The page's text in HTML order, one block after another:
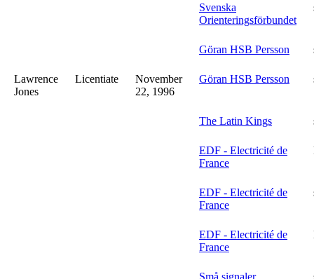
Svenska
Orienteringsförbundet
Göran HSB Persson
Lawrence
Jones
Licentiate
November
22, 1996
Göran HSB Persson
The Latin Kings
EDF - Electricité de
France
EDF - Electricité de
France
EDF - Electricité de
France